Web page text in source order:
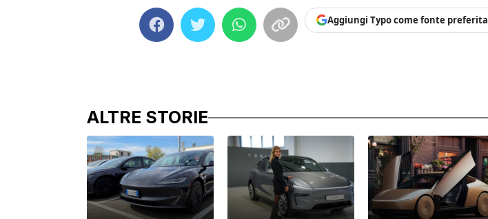
Aggiungi Typo come fonte preferita
ALTRE STORIE